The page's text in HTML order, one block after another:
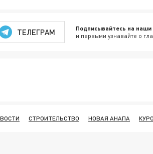
ТЕЛЕГРАМ Подписывайтесь на наши
и первыми узнавайте о
СТРОИТЕЛЬСТВО НОВАЯ АНАПА